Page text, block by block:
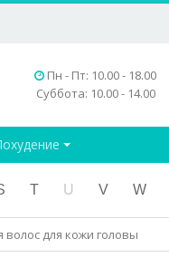
Пн - Пт: 10.00 - 18.00
Суббота: 10.00 - 14.00
T U V W
для кожи головы